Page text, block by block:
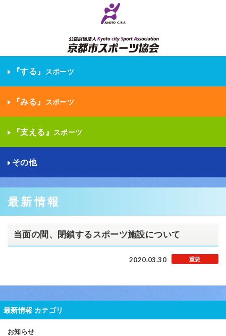
『する』 スポーツ
『みる』 スポーツ
『支える』 スポーツ
その他
最新情報
当面の間、閉鎖するスポーツ施設について
2020.03.30 重要
最新情報 カテゴリ
お知らせ